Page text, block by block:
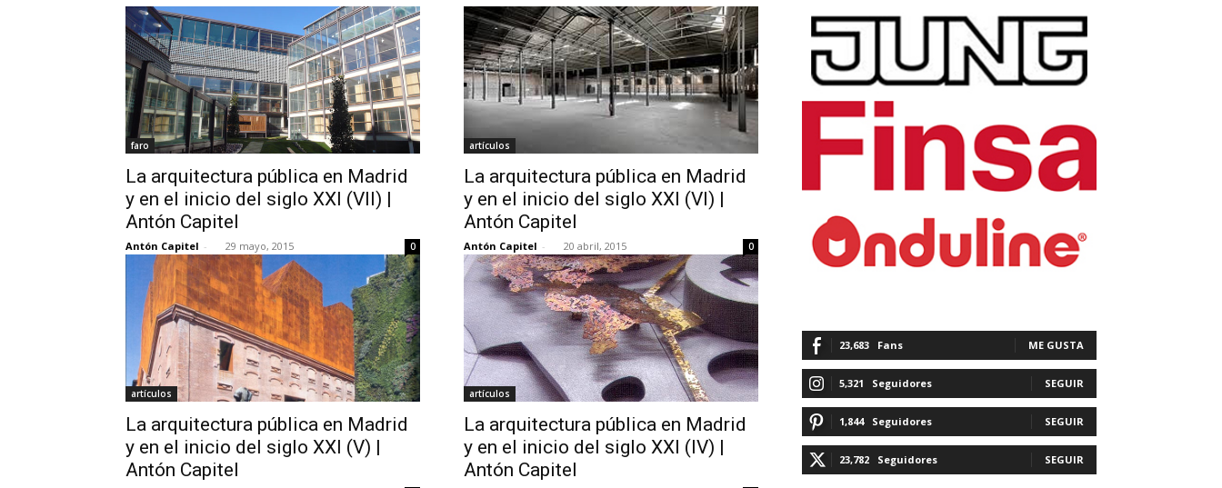
faro
La arquitectura pública en Madrid
y en el inicio del siglo XXI (VII) |
Antón Capitel
Antón Capitel - 29 mayo, 2015 0
artículos
La arquitectura pública en Madrid
y en el inicio del siglo XXI (VI) |
Antón Capitel
Antón Capitel - 20 abril, 2015 0
artículos
La arquitectura pública en Madrid
y en el inicio del siglo XXI (V) |
Antón Capitel
artículos
La arquitectura pública en Madrid
y en el inicio del siglo XXI (IV) |
Antón Capitel
23,683 Fans ME GUSTA
5,321 Seguidores SEGUIR
1,844 Seguidores SEGUIR
23,782 Seguidores SEGUIR